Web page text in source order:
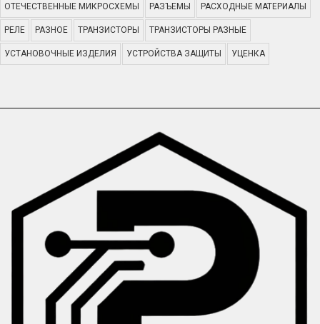
ОТЕЧЕСТВЕННЫЕ МИКРОСХЕМЫ РАЗЪЕМЫ РАСХОДНЫЕ МАТЕРИАЛЫ
РЕЛЕ РАЗНОЕ ТРАНЗИСТОРЫ ТРАНЗИСТОРЫ РАЗНЫЕ
УСТАНОВОЧНЫЕ ИЗДЕЛИЯ УСТРОЙСТВА ЗАЩИТЫ УЦЕНКА